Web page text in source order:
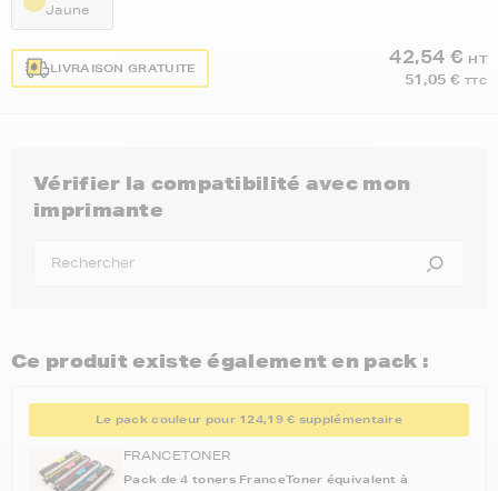
Jaune
LIVRAISON GRATUITE
42,54 € HT
51,05 € TTC
Vérifier la compatibilité avec mon
imprimante
Ce produit existe également en pack :
Le pack couleur pour 124,19 € supplémentaire
FRANCETONER
Pack de 4 toners FranceToner équivalent à